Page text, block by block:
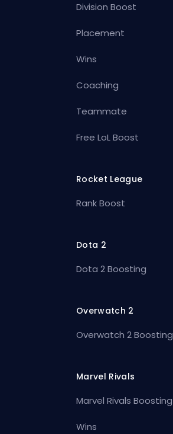
Division Boost
Placement
Wins
Coaching
Teammate
Free LoL Boost
Rocket League
Rank Boost
Dota 2
Dota 2 Boosting
Overwatch 2
Overwatch 2 Boosting
Marvel Rivals
Marvel Rivals Boosting
Wins